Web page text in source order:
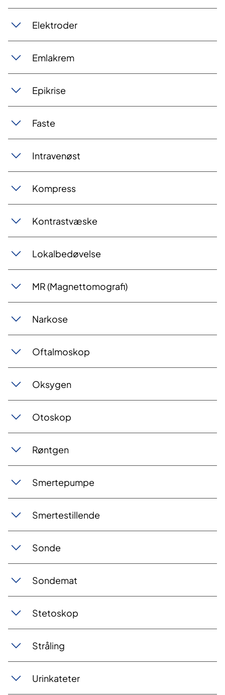
Elektroder
Emlakrem
Epikrise
Faste
Intravenøst
Kompress
Kontrastvæske
Lokalbedøvelse
MR (Magnettomografi)
Narkose
Oftalmoskop
Oksygen
Otoskop
Røntgen
Smertepumpe
Smertestillende
Sonde
Sondemat
Stetoskop
Stråling
Urinkateter